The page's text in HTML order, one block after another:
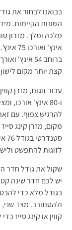
בבואנו לבחור את
השונות הקיימות.
אינץ'
קצת יותר מקום
ו-80 אינץ'
להרגיש צפוף. עם
מקום, מזרן קינג
לזוגות להתפשט
שקול את גודל חדר
יש לכם חדר שינה
בגודל מלא כדי
ולהסתובב. מצד
קווין או קינג סייז